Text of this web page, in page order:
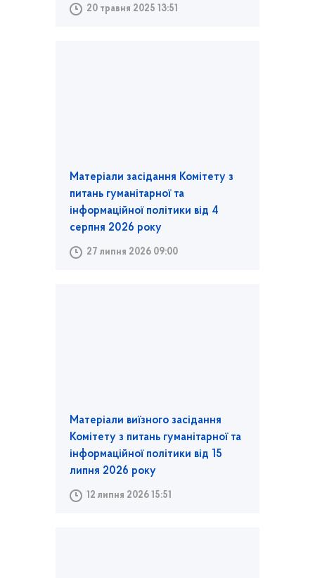
20 травня 2025 13:51
Матеріали засідання Комітету з
питань гуманітарної та
інформаційної політики від 4
серпня 2026 року
27 липня 2026 09:00
Матеріали виїзного засідання
Комітету з питань гуманітарної та
інформаційної політики від 15
липня 2026 року
12 липня 2026 15:51